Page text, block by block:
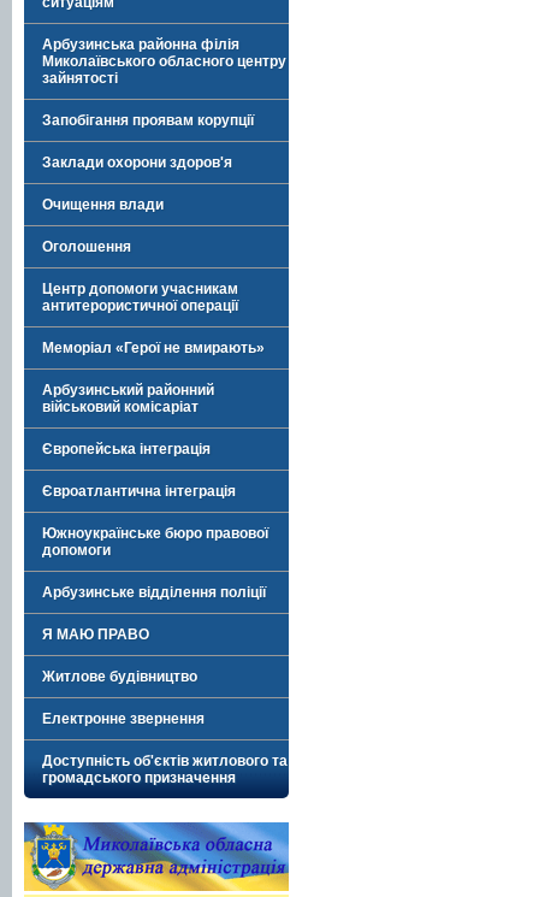
Арбузинська районна філія
Миколаївського обласного центру
зайнятості
Запобігання проявам корупції
Заклади охорони здоров'я
Очищення влади
Оголошення
Центр допомоги учасникам
антитерористичної операції
Меморіал «Герої не вмирають»
Арбузинський районний
військовий комісаріат
Європейська інтеграція
Євроатлантична інтеграція
Южноукраїнське бюро правової
допомоги
Арбузинське відділення поліції
Я МАЮ ПРАВО
Житлове будівництво
Електронне звернення
Доступність об'єктів житлового та
громадського призначення